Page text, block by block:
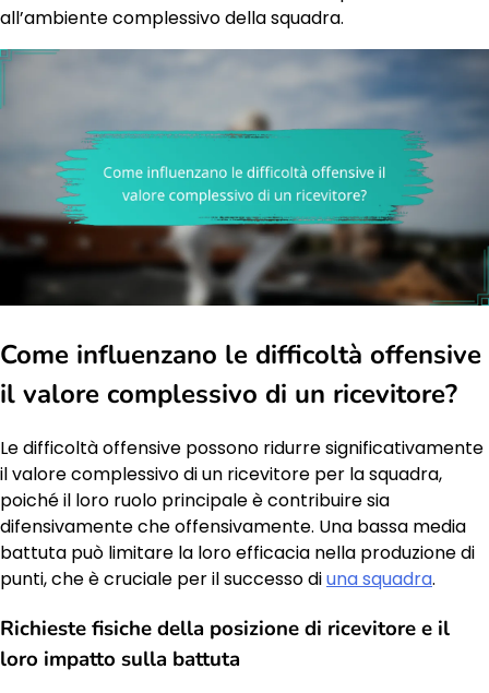
all’ambiente complessivo della squadra.
Come influenzano le difficoltà offensive
il valore complessivo di un ricevitore?
Le difficoltà offensive possono ridurre significativamente
il valore complessivo di un ricevitore per la squadra,
poiché il loro ruolo principale è contribuire sia
difensivamente che offensivamente. Una bassa media
battuta può limitare la loro efficacia nella produzione di
punti, che è cruciale per il successo diuna squadra.
Richieste fisiche della posizione di ricevitore e il
loro impatto sulla battuta